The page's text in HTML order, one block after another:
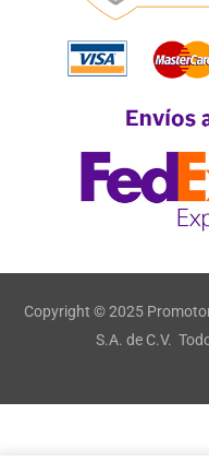
Copyright © 2025
S.A. de C.V.